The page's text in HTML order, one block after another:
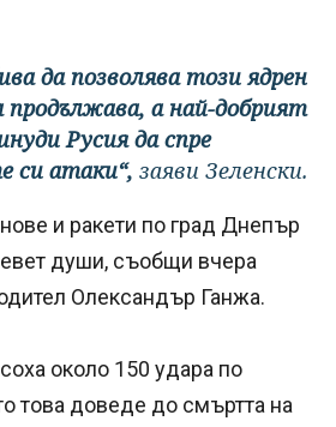
да позволява този ядрен
продължава, а най-добрият
Русия да спре
си атаки“, заяви Зеленски.
и ракети по град Днепър
души, съобщи вчера
Олександър Ганжа.
около 150 удара по
това доведе до смъртта на